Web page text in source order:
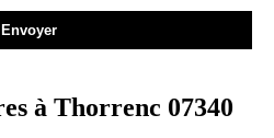
à Thorrenc 07340